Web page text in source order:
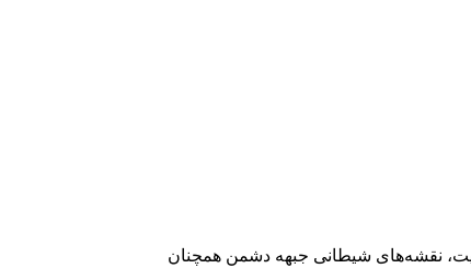
نقشه‌های شیطانی جبهه دشمن همچنان